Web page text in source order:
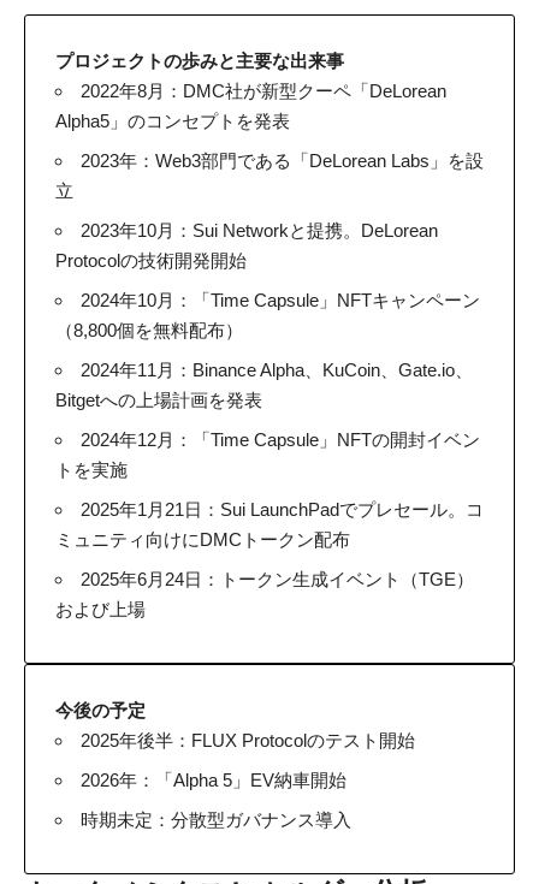
プロジェクトの歩みと主要な出来事
2022年8月：DMC社が新型クーペ「DeLorean
Alpha5」のコンセプトを発表
2023年：Web3部門である「DeLorean Labs」を設
立
2023年10月：Sui Networkと提携。DeLorean
Protocolの技術開発開始
2024年10月：「Time Capsule」NFTキャンペーン
（8,800個を無料配布）
2024年11月：Binance Alpha、KuCoin、Gate.io、
Bitgetへの上場計画を発表
2024年12月：「Time Capsule」NFTの開封イベン
トを実施
2025年1月21日：Sui LaunchPadでプレセール。コ
ミュニティ向けにDMCトークン配布
2025年6月24日：トークン生成イベント（TGE）
および上場
今後の予定
2025年後半：FLUX Protocolのテスト開始
2026年：「Alpha 5」EV納車開始
時期未定：分散型ガバナンス導入